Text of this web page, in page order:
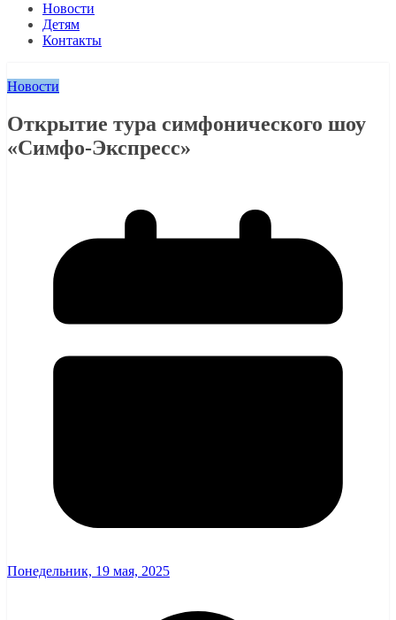
Новости
Детям
Контакты
Новости
Открытие тура симфонического шоу
«Симфо-Экспресс»
Понедельник, 19 мая, 2025